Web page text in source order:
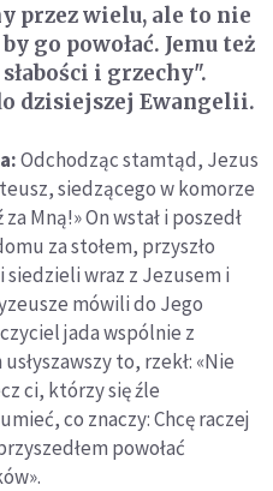
przez wielu, ale to nie
go powołać. Jemu też
i grzechy".
dzisiejszej Ewangelii.
Odchodząc stamtąd, Jezus
siedzącego w komorze
Mną!» On wstał i poszedł
za stołem, przyszło
wraz z Jezusem i
mówili do Jego
jada wspólnie z
to, rzekł: «Nie
ci, którzy się źle
co znaczy: Chcę raczej
powołać